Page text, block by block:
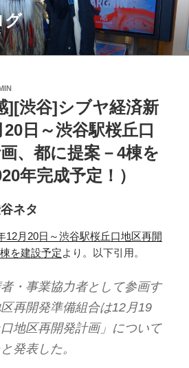
グ
][渋谷]シブヤ経済新
日～渋谷駅桜丘口
、都に提案－4棟を
年完成予定！）
ネタ
12月20日～渋谷駅桜丘口地区再開
を建設予定より。以下引用。
・事業協力者として参画す
再開発準備組合は12月19
地区再開発計画」について
発表した。